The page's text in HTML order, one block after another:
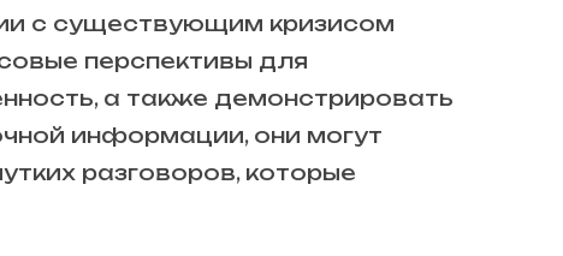
с существующим кризисом
перспективы для
а также демонстрировать
информации, они могут
разговоров, которые